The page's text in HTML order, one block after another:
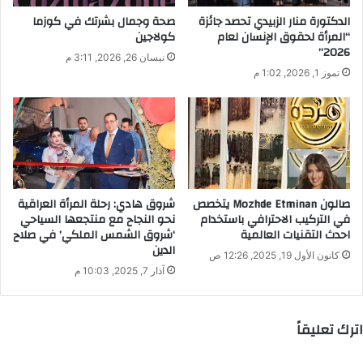
ر
و
ي
الدكتورة منار الزبيدي تحصد جائزة
“المرأة لحقوق الإنسان لعام
2026”
تموز 1, 2026, 1:02 م
صحة وجمال بشرتك في كوزما
كولاجين
نيسان 26, 2026, 3:11 م
صالون Mozhde Etminan يتخصص
في التركيب الاحترافي باستخدام
احدث التقنيات العالمية
كانون الأول 19, 2025, 12:26 ص
شروق هادي: رحلة المرأة العراقية
نحو النجاح مع منتجعها السياحي
‘شروق الشمس الملكي’ في صلاح
الدين
آذار 7, 2025, 10:03 م
اترك تعليقاً